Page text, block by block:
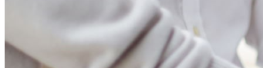
律所公告